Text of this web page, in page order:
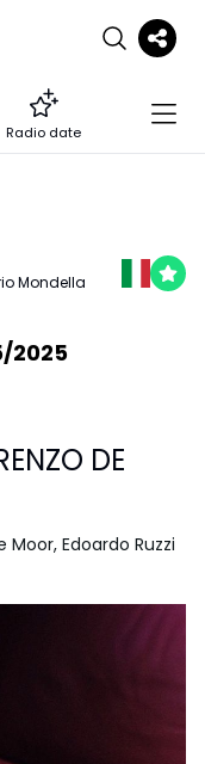
Radio date
Mondella
2025
DE
Edoardo Ruzzi